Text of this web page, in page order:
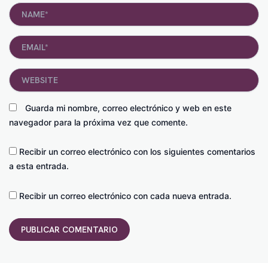
Name*
Email*
Guarda mi nombre, correo electrónico y web en este
navegador para la próxima vez que comente.
Website
Recibir un correo electrónico con los siguientes comentarios
a esta entrada.
Recibir un correo electrónico con cada nueva entrada.